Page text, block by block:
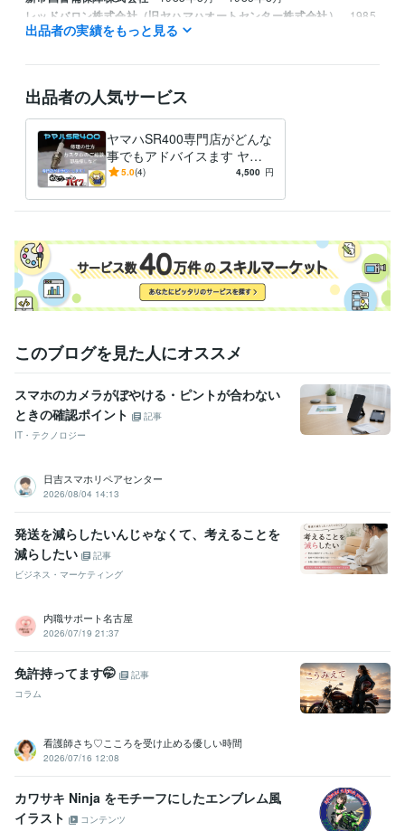
レッドバロン株式会社（旧ヤハマハオートセンター株式会社）
1985
年8月 ~ 1995年8月
資格・検定
ガソリン2級自動車整備士 取得年 : 1983年
普通自動車運転免許 取得年 : 1981年
普通自動二輪免許 取得年 : 1982年
中型自動車第一種運転免許 取得年 : 1980年
二級自動車整備士（ガソリン・ジーゼル・シャシ・二輪）
981年
ガス溶接技能者 取得年 : 1980年
得意分野
学習指導・資格・キャリア相談 オートバイの整備
学歴
出品者の実績をもっと見る
出品者の人気サービス
ヤマハSR400専門店がどんな
事でもアドバイスます ヤマ
ハSR400専門店が全面アドバ
5.0(4) 4,500 円
このブログを見た人にオススメ
スマホのカメラがぼやける・ピントが合わない
ときの確認ポイント
記事
IT・テクノロジー
日吉スマホリペアセンター
2026/08/04 14:13
発送を減らしたいんじゃなくて、考えることを
減らしたい
記事
ビジネス・マーケティング
内職サポート名古屋
2026/07/19 21:37
免許持ってます🤭
記事
コラム
看護師さち♡こころを受け止める優しい時間
2026/07/16 12:08
カワサキ Ninja をモチーフにしたエンブレム風
イラスト
コンテンツ